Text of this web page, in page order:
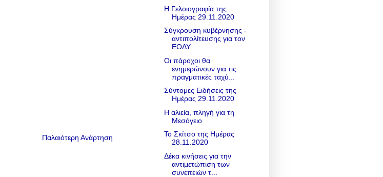
Παλαιότερη Ανάρτηση
Η Γελοιογραφία της
Ημέρας 29.11.2020
Σύγκρουση κυβέρνησης -
αντιπολίτευσης για τον
ΕΟΔΥ
Οι πάροχοι θα
ενημερώνουν για τις
πραγματικές ταχύ...
Σύντομες Ειδήσεις της
Ημέρας 29.11.2020
Η αλιεία, πληγή για τη
Μεσόγειο
Το Σκίτσο της Ημέρας
28.11.2020
Δέκα κινήσεις για την
αντιμετώπιση των
συνεπειών τ...